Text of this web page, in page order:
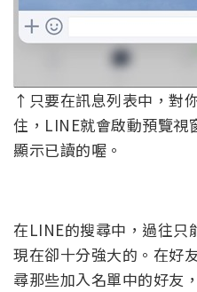
↑只要在訊息列表中，對
住，LINE就會啟動預覽視
顯示已讀的喔。
在LINE的搜尋中，過往只
現在卻十分強大的。在好
尋那些加入名單中的好友